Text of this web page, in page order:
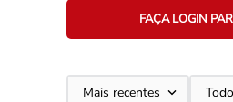
FAÇA LOGIN
Mais recentes